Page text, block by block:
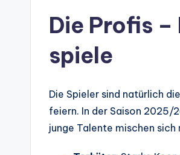
Die Profis
spiele
Die Spieler sind natürlich
feiern. In der Saison 2025/
junge Talente mischen